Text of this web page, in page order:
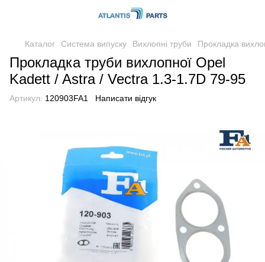
Каталог Система випуску Вихлопні труби Прокладка
Прокладка труби вихлопної Opel
Kadett / Astra / Vectra 1.3-1.7D 79-95
Артикул: 120903FA1 Написати відгук